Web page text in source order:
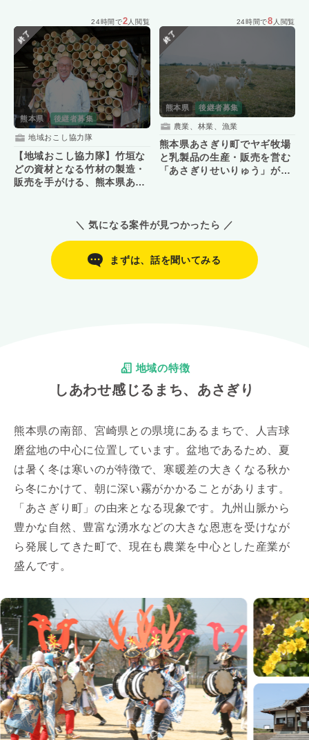
24時間で2 人閲覧
終了
熊本県 後継者募集
地域おこし協力隊
【地域おこし協力隊】竹垣な
どの資材となる竹材の製造・
販売を手がける、熊本県あさ
24時間で8 人閲覧
終了
熊本県 後継者募集
農業、林業、漁業
熊本県あさぎり町でヤギ牧場
と乳製品の生産・販売を営む
「あさぎりせいりゅう」が後
＼ 気になる案件が見つかったら ／
まずは、話を聞いてみる
地域の特徴
しあわせ感じるまち、あさぎり
熊本県の南部、宮崎県との県境にあるまちで、人吉球
磨盆地の中心に位置しています。盆地であるため、夏
は暑く冬は寒いのが特徴で、寒暖差の大きくなる秋か
ら冬にかけて、朝に深い霧がかかることがあります。
「あさぎり町」の由来となる現象です。九州山脈から
豊かな自然、豊富な湧水などの大きな恩恵を受けなが
ら発展してきた町で、現在も農業を中心とした産業が
盛んです。